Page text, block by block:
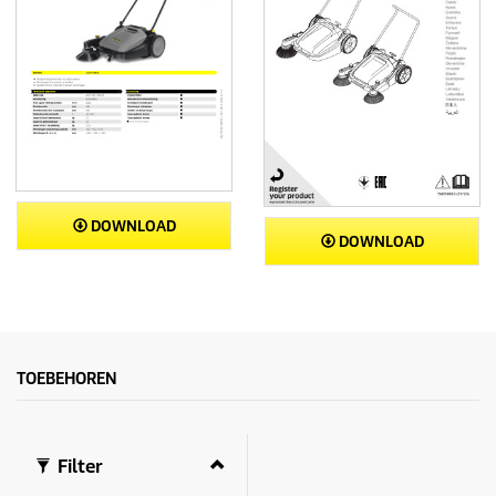
DOWNLOAD
DOWNLOAD
TOEBEHOREN
Filter